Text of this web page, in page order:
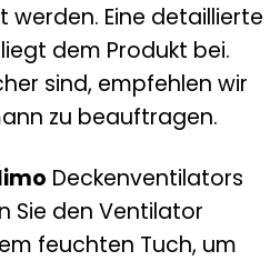
Eine detaillierte
dem Produkt bei.
sind, empfehlen wir
zu beauftragen.
Deckenventilators
Sie den Ventilator
feuchten Tuch, um